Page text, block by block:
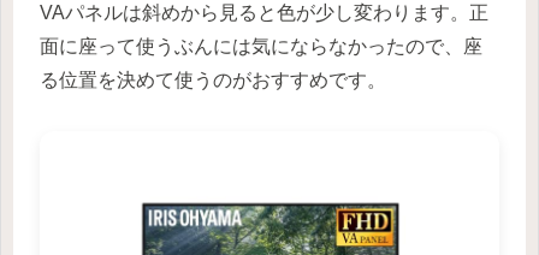
VAパネルは斜めから見ると色が少し変わります。正
面に座って使うぶんには気にならなかったので、座
る位置を決めて使うのがおすすめです。